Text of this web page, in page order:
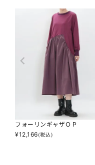
フォーリンギャザＯＰ
¥12,166(税込)